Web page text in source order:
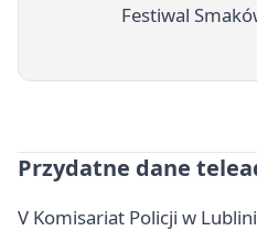
Festiwal
Przydatne dane
V Komisariat Policji w